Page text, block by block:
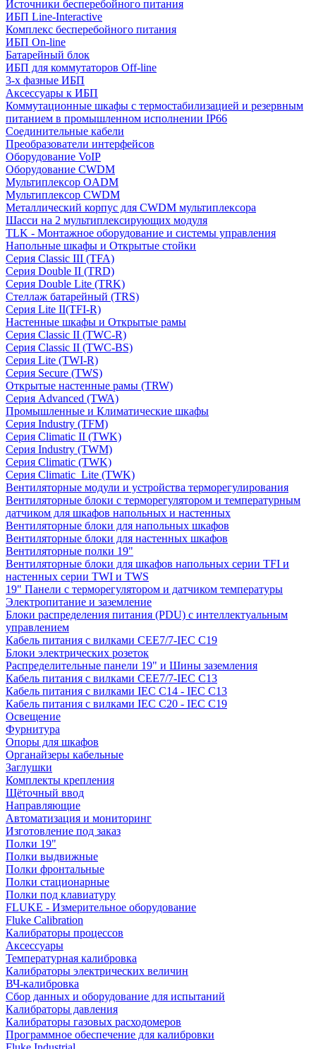
Источники бесперебойного питания
ИБП Line-Interactive
Комплекс бесперебойного питания
ИБП On-line
Батарейный блок
ИБП для коммутаторов Off-line
3-х фазные ИБП
Аксессуары к ИБП
Коммутационные шкафы с термостабилизацией и резервным
питанием в промышленном исполнении IP66
Соединительные кабели
Преобразователи интерфейсов
Оборудование VoIP
Оборудование CWDM
Мультиплекcор OADM
Мультиплексор CWDM
Металлический корпус для CWDM мультиплексора
Шасси на 2 мультиплексирующих модуля
TLK - Монтажное оборудование и системы управления
Напольные шкафы и Открытые стойки
Серия Classic III (TFA)
Серия Double II (TRD)
Серия Double Lite (TRK)
Стеллаж батарейный (TRS)
Серия Lite II(TFI-R)
Настенные шкафы и Открытые рамы
Серия Classic II (TWC-R)
Серия Classic II (TWC-BS)
Серия Lite (TWI-R)
Серия Secure (TWS)
Открытые настенные рамы (TRW)
Серия Advanced (TWA)
Промышленные и Климатические шкафы
Серия Industry (TFM)
Серия Climatic II (TWK)
Серия Industry (TWM)
Серия Climatic (TWK)
Серия Climatic_Lite (TWK)
Вентиляторные модули и устройства терморегулирования
Вентиляторные блоки с терморегулятором и температурным
датчиком для шкафов напольных и настенных
Вентиляторные блоки для напольных шкафов
Вентиляторные блоки для настенных шкафов
Вентиляторные полки 19"
Вентиляторные блоки для шкафов напольных серии TFI и
настенных серии TWI и TWS
19" Панели с терморегулятором и датчиком температуры
Электропитание и заземление
Блоки распределения питания (PDU) с интеллектуальным
управлением
Кабель питания с вилками CEE7/7-IEC C19
Блоки электрических розеток
Распределительные панели 19" и Шины заземления
Кабель питания с вилками CEE7/7-IEC C13
Кабель питания с вилками IEC C14 - IEC C13
Кабель питания с вилками IEC C20 - IEC C19
Освещение
Фурнитура
Опоры для шкафов
Органайзеры кабельные
Заглушки
Комплекты крепления
Щёточный ввод
Направляющие
Автоматизация и мониторинг
Изготовление под заказ
Полки 19"
Полки выдвижные
Полки фронтальные
Полки стационарные
Полки под клавиатуру
FLUKE - Измерительное оборудование
Fluke Calibration
Калибраторы процессов
Аксессуары
Температурная калибровка
Калибраторы электрических величин
ВЧ-калибровка
Сбор данных и оборудование для испытаний
Калибраторы давления
Калибраторы газовых расходомеров
Программное обеспечение для калибровки